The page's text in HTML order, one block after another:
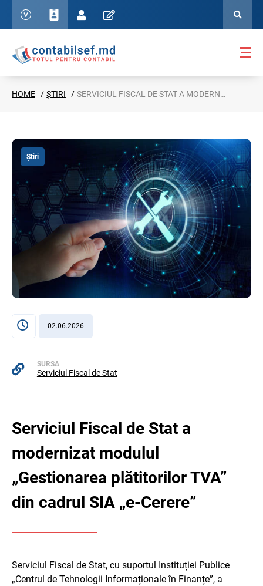
HOME ȘTIRI SERVICIUL FISCAL DE STAT A MODERNIZAT MODULUL „GESTIONAREA PLĂTITORILOR TVA” DIN CADRUL SIA „E-CERERE”
Știri
02.06.2026
SURSA
Serviciul Fiscal de Stat
Serviciul Fiscal de Stat a
modernizat modulul
„Gestionarea plătitorilor TVA”
din cadrul SIA „e-Cerere”
Serviciul Fiscal de Stat, cu suportul Instituției Publice
„Centrul de Tehnologii Informaționale în Finanțe”, a